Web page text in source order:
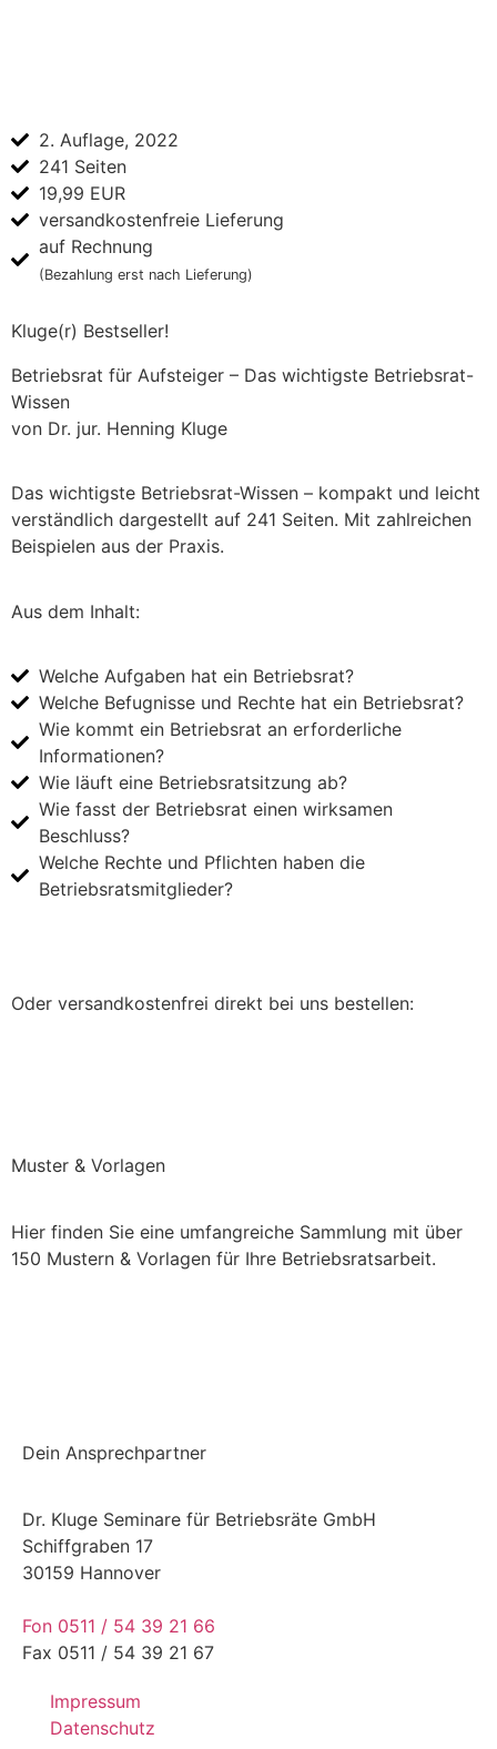
2. Auflage, 2022
241 Seiten
19,99 EUR
versandkostenfreie Lieferung
auf Rechnung
(Bezahlung erst nach Lieferung)
Kluge(r) Bestseller!
Betriebsrat für Aufsteiger – Das wichtigste Betriebsrat-
Wissen
von Dr. jur. Henning Kluge
Das wichtigste Betriebsrat-Wissen – kompakt und leicht
verständlich dargestellt auf 241 Seiten. Mit zahlreichen
Beispielen aus der Praxis.
Aus dem Inhalt:
Welche Aufgaben hat ein Betriebsrat?
Welche Befugnisse und Rechte hat ein Betriebsrat?
Wie kommt ein Betriebsrat an erforderliche
Informationen?
Wie läuft eine Betriebsratsitzung ab?
Wie fasst der Betriebsrat einen wirksamen
Beschluss?
Welche Rechte und Pflichten haben die
Betriebsratsmitglieder?
Oder versandkostenfrei direkt bei uns bestellen:
Muster & Vorlagen
Hier finden Sie eine umfangreiche Sammlung mit über
150 Mustern & Vorlagen für Ihre Betriebsratsarbeit.
Dein Ansprechpartner
Dr. Kluge Seminare für Betriebsräte GmbH
Schiffgraben 17
30159 Hannover
Fon 0511 / 54 39 21 66
Fax 0511 / 54 39 21 67
Impressum
Datenschutz